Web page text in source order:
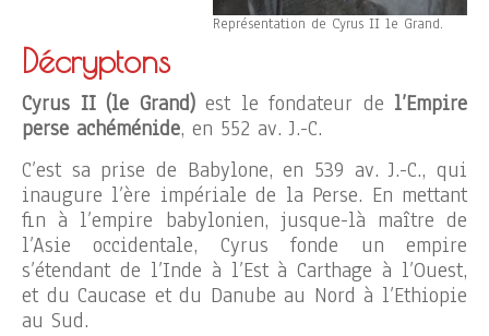
Représentation de Cyrus II le Grand.
Décryptons
Cyrus II (le Grand)est le fondateur de l’Empire
perse achéménide, en 552 av. J.-C.
C’est sa prise de Babylone, en 539 av. J.-C., qui
inaugure l’ère impériale de la Perse. En mettant
fin à l’empire babylonien, jusque-là maître de
l’Asie occidentale, Cyrus fonde un empire
s’étendant de l’Inde à l’Est à Carthage à l’Ouest,
et du Caucase et du Danube au Nord à l’Ethiopie
au Sud.